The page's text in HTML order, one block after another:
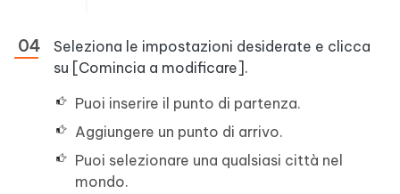
Seleziona le impostazioni desiderate e clicca
su [Comincia a modificare].
Puoi inserire il punto di partenza.
Aggiungere un punto di arrivo.
Puoi selezionare una qualsiasi città nel
mondo.